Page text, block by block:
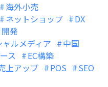
海外小売
ネットショップ
DX
開発
ャルメディア
中国
ス
EC構築
上アップ POS
SEO